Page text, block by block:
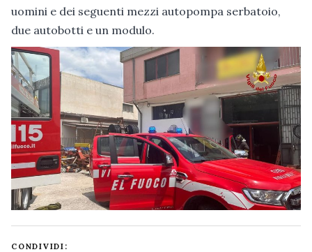
uomini e dei seguenti mezzi autopompa serbatoio,
due autobotti e un modulo.
CONDIVIDI: